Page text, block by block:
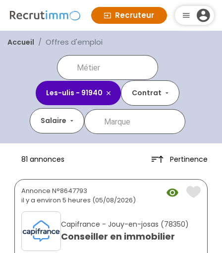
Recruteur
Accueil Offres d'emploi
Les-ulis - 91940 Contrat
Salaire
81 annonces Pertinence
Annonce N°8647793
il y a environ 5 heures (05/08/2026)
Capifrance - Jouy-en-josas (78350)
Conseiller en immobilier